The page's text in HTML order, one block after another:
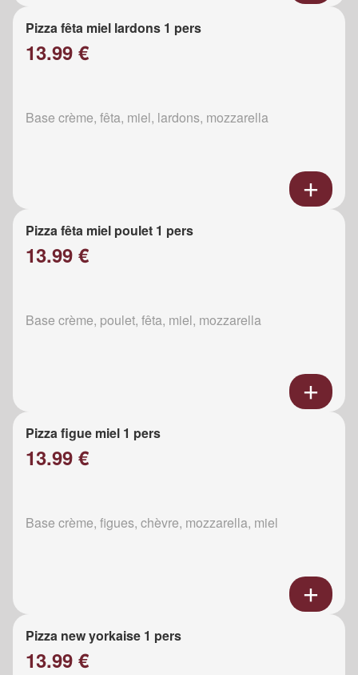
Pizza fêta miel lardons 1 pers
13.99 €
Base crème, fêta, miel, lardons, mozzarella
Pizza fêta miel poulet 1 pers
13.99 €
Base crème, poulet, fêta, miel, mozzarella
Pizza figue miel 1 pers
13.99 €
Base crème, figues, chèvre, mozzarella, miel
Pizza new yorkaise 1 pers
13.99 €